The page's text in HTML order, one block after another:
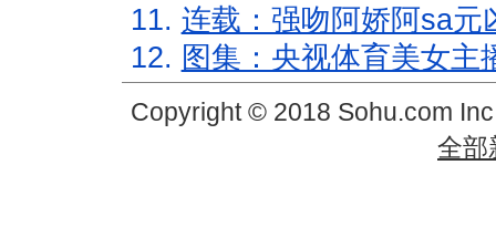
11. 连载：强吻阿娇阿sa元
12. 图集：央视体育美女主
Copyright © 2018 Sohu.com
全部